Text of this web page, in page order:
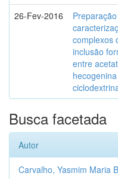
26-Fev-2016
complexos
inclusão
entre
Busca facetada
Autor
Carvalho, Yasmim Maria